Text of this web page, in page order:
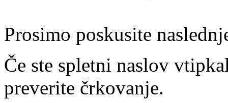
Prosimo poskusite
Če ste spletni naslov
preverite črkovanje.